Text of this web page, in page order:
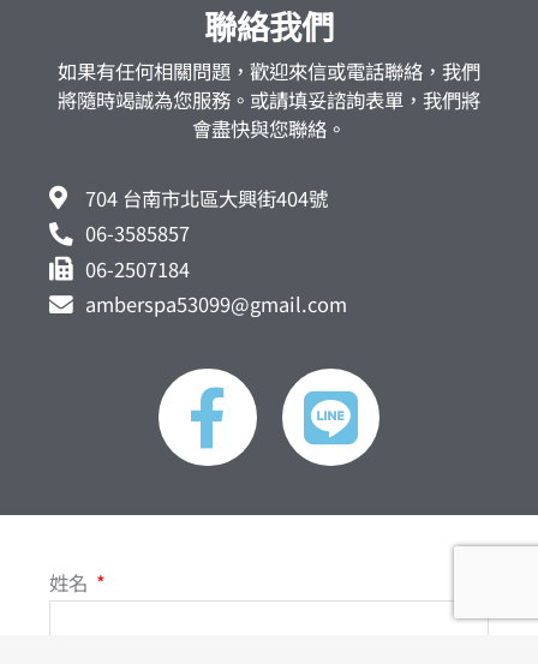
聯絡我們
如果有任何相關問題，歡迎來信或電話聯絡，我們
將隨時竭誠為您服務。或請填妥諮詢表單，我們將
會盡快與您聯絡。
704 台南市北區大興街404號
06-3585857
06-2507184
amberspa53099@gmail.com
F
a
c
b
L
i
n
姓名